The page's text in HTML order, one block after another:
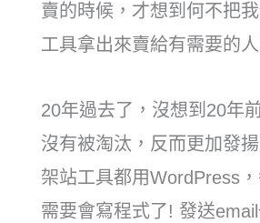
賣的時候，才想到何不把
工具拿出來賣給有需要的
20年過去了，沒想到20年
沒有被淘汰，反而更加發
架站工具都用WordPress
需要會寫程式了! 發送